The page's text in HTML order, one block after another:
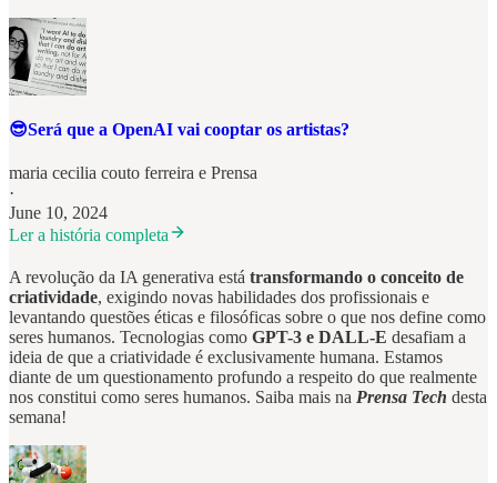
😎Será que a OpenAI vai cooptar os artistas?
maria cecilia couto ferreira e Prensa
·
June 10, 2024
Ler a história completa
A revolução da IA generativa está transformando o conceito de
criatividade, exigindo novas habilidades dos profissionais e
levantando questões éticas e filosóficas sobre o que nos define como
seres humanos. Tecnologias como GPT-3 e DALL-E desafiam a
ideia de que a criatividade é exclusivamente humana. Estamos
diante de um questionamento profundo a respeito do que realmente
nos constitui como seres humanos. Saiba mais na Prensa Tech desta
semana!